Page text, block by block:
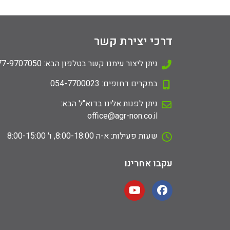
דרכי יצירת קשר
ניתן ליצור עימנו קשר בטלפון הבא: 077-9707050
במקרים דחופים: 054-7700023
ניתן לפנות אלינו בדוא"ל הבא:
office@agr-non.co.il
שעות פעילות: א-ה 8:00-18:00, ו' 8:00-15:00
עקבו אחרינו